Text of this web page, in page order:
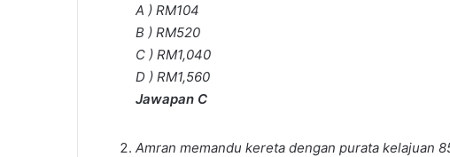
A ) RM104
B ) RM520
C ) RM1,040
D ) RM1,560
Jawapan C
Amran memandu kereta dengan purata kelajuan